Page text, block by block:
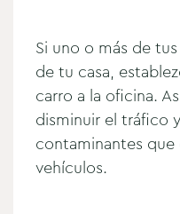
Si uno o más de
de tu casa,
carro a la oficina.
disminuir el tráfico
contaminantes
vehículos.